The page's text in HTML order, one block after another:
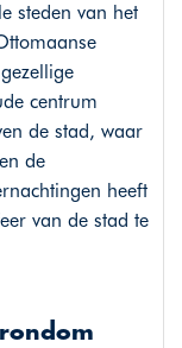
steden van het
centrum
de stad, waar
de
heeft
van de stad te